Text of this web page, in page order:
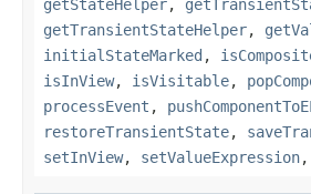
getStateHelper,
getTransientStateHelper,
initialStateMarked ,
isInView, isVisitable,
processEvent , pushComponentToEL
restoreTransientState,
setInView, setValueExpression,